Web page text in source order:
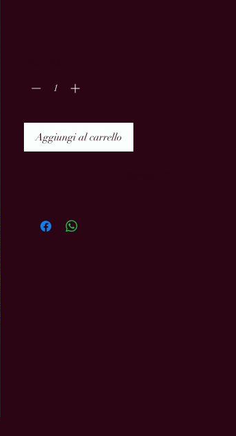
Aggiungi al carrello